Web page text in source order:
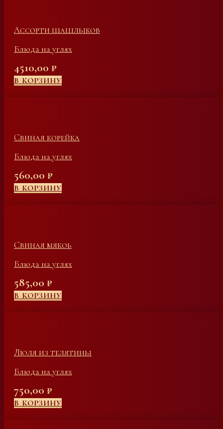
Ассорти шашлыков
Блюда на углях
4510,00 ₽
В КОРЗИНУ
Свиная корейка
Блюда на углях
560,00 ₽
В КОРЗИНУ
Свиная мякоь
Блюда на углях
585,00 ₽
В КОРЗИНУ
Люля из телятины
Блюда на углях
750,00 ₽
В КОРЗИНУ